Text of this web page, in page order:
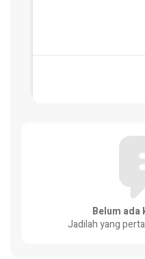
Belum
Jadilah yang